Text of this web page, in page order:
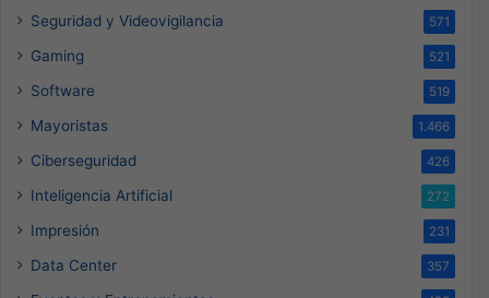
Seguridad y Videovigilancia 571
Gaming 521
Software 519
Mayoristas 1.466
Ciberseguridad 426
Inteligencia Artificial 272
Impresión 231
Data Center 357